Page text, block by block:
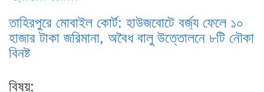
তাহিরপুরে মোবাইল কোর্ট: হাউজবোটে বর্জ্য ফেলে ১০
হাজার টাকা জরিমানা, অবৈধ বালু উত্তোলনে ৮টি নৌকা
বিনষ্ট
বিষয়: